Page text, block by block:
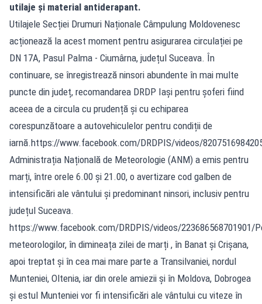
utilaje și material antiderapant.
Utilajele Secției Drumuri Naționale Câmpulung Moldovenesc
acționează la acest moment pentru asigurarea circulației pe
DN 17A, Pasul Palma - Ciumârna, județul Suceava. În
continuare, se înregistrează ninsori abundente în mai multe
puncte din județ, recomandarea DRDP Iași pentru șoferi fiind
aceea de a circula cu prudență și cu echiparea
corespunzătoare a autovehiculelor pentru condiții de
iarnă.https://www.facebook.com/DRDPIS/videos/
Administrația Națională de Meteorologie (ANM) a emis pentru
marți, între orele 6.00 și 21.00, o avertizare cod galben de
intensificări ale vântului și predominant ninsori, inclusiv pentru
județul Suceava.
https://www.facebook.com/DRDPIS/videos/223686568701901/
meteorologilor, în dimineața zilei de marți , în Banat și Crișana,
apoi treptat și în cea mai mare parte a Transilvaniei, nordul
Munteniei, Oltenia, iar din orele amiezii și în Moldova, Dobrogea
și estul Munteniei vor fi intensificări ale vântului cu viteze în